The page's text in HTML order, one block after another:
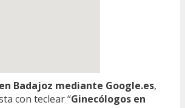
Badajoz mediante Google.es,
con teclear “Ginecólogos en